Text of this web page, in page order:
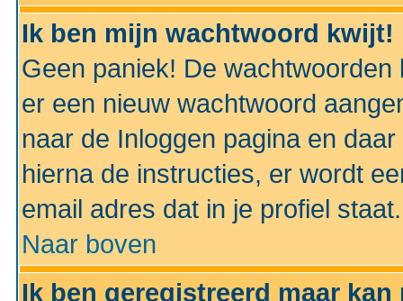
Ik ben mijn wachtwoord kwijt!
Geen paniek! De
er een nieuw wachtwoord
naar de Inloggen pagina en
hierna de instructies, er wordt
email adres dat in je profiel staat.
Naar boven
Ik ben geregistreerd maar